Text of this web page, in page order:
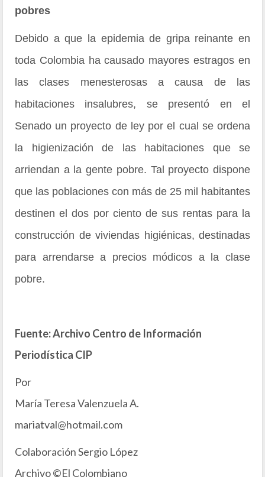
pobres
Debido a que la epidemia de gripa reinante en
toda Colombia ha causado mayores estragos en
las clases menesterosas a causa de las
habitaciones insalubres, se presentó en el
Senado un proyecto de ley por el cual se ordena
la higienización de las habitaciones que se
arriendan a la gente pobre. Tal proyecto dispone
que las poblaciones con más de 25 mil habitantes
destinen el dos por ciento de sus rentas para la
construcción de viviendas higiénicas, destinadas
para arrendarse a precios módicos a la clase
pobre.
Fuente: Archivo Centro de Información
Periodística CIP
Por
María Teresa Valenzuela A.
mariatval@hotmail.com
Colaboración Sergio López
Archivo ©El Colombiano